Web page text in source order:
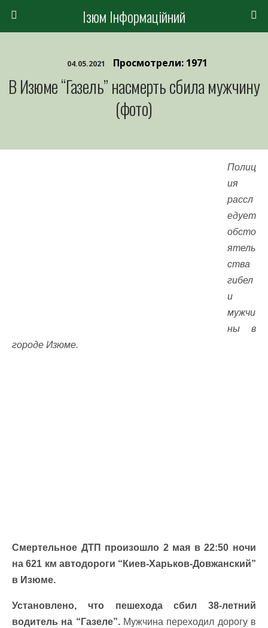
Ізюм Інформаційний
04.05.2021 Просмотрели: 1971
В Изюме “Газель” насмерть сбила мужчину
(фото)
Полиц
ия
рассл
едует
обсто
ятель
ства
гибел
и
мужчи
ны в
городе Изюме.
Смертельное ДТП произошло 2 мая в 22:50 ночи
на 621 км автодороги “Киев-Харьков-Довжанский”
в Изюме.
Установлено, что пешехода сбил 38-летний
водитель на “Газеле”.Мужчина переходил дорогу в